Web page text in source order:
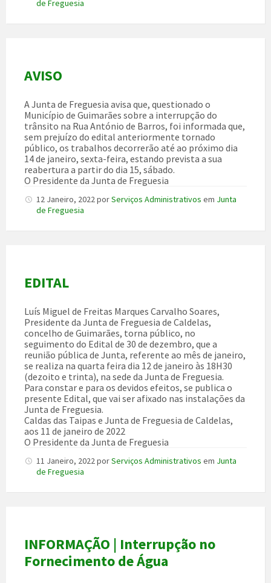
de Freguesia
AVISO
A Junta de Freguesia avisa que, questionado o
Município de Guimarães sobre a interrupção do
trânsito na Rua António de Barros, foi informada que,
sem prejuízo do edital anteriormente tornado
público, os trabalhos decorrerão até ao próximo dia
14 de janeiro, sexta-feira, estando prevista a sua
reabertura a partir do dia 15, sábado.
O Presidente da Junta de Freguesia
12 Janeiro, 2022porServiços Administrativos em Junta
de Freguesia
EDITAL
Luís Miguel de Freitas Marques Carvalho Soares,
Presidente da Junta de Freguesia de Caldelas,
concelho de Guimarães, torna público, no
seguimento do Edital de 30 de dezembro, que a
reunião pública de Junta, referente ao mês de janeiro,
se realiza na quarta feira dia 12 de janeiro às 18H30
(dezoito e trinta), na sede da Junta de Freguesia.
Para constar e para os devidos efeitos, se publica o
presente Edital, que vai ser afixado nas instalações da
Junta de Freguesia.
Caldas das Taipas e Junta de Freguesia de Caldelas,
aos 11 de janeiro de 2022
O Presidente da Junta de Freguesia
11 Janeiro, 2022porServiços Administrativos em Junta
de Freguesia
INFORMAÇÃO | Interrupção no
Fornecimento de Água